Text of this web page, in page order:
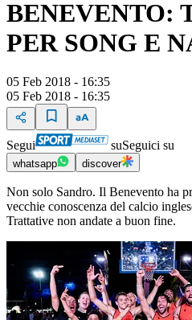
BENEVENTO:
PER SONG E
05 Feb 2018 - 16:35
05 Feb 2018 - 16:35
Segui suSeguici su
whatsapp discover
Non solo Sandro. Il Benevento ha
vecchie conoscenza del calcio
Trattative non andate a buon fine.